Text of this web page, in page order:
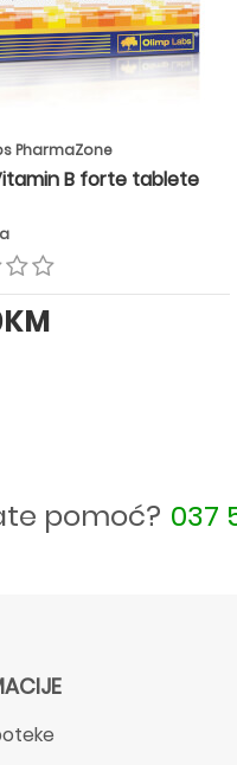
PharmaZone
B forte tablete
pomoć? 037